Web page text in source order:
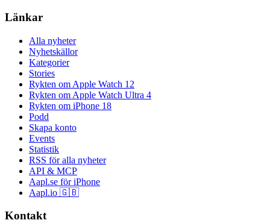
Länkar
Alla nyheter
Nyhetskällor
Kategorier
Stories
Rykten om Apple Watch 12
Rykten om Apple Watch Ultra 4
Rykten om iPhone 18
Podd
Skapa konto
Events
Statistik
RSS för alla nyheter
API & MCP
Aapl.se för iPhone
Aapl.io 🇬🇧
Kontakt